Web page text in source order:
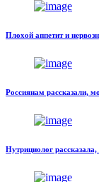
Плохой аппетит и
Россиянам рассказали,
Нутрициолог